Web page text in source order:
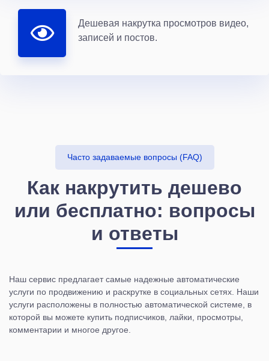
Дешевая накрутка просмотров видео,
записей и постов.
Часто задаваемые вопросы (FAQ)
Как накрутить дешево
или бесплатно: вопросы
и ответы
Наш сервис предлагает самые надежные автоматические
услуги по продвижению и раскрутке в социальных сетях. Наши
услуги расположены в полностью автоматической системе, в
которой вы можете купить подписчиков, лайки, просмотры,
комментарии и многое другое.